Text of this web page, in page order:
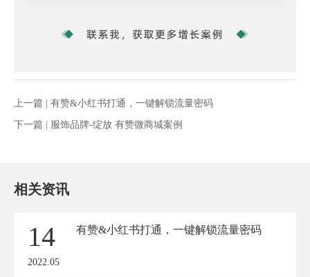
上一篇 | 有赞&小红书打通，一键解锁流量密码
下一篇 | 服饰品牌-绽放 有赞微商城案例
相关资讯
14
2022.05
有赞&小红书打通，一键解锁流量密码